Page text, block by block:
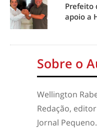
Prefeito
apoio a
Sobre o
Wellington
Redação,
Jornal